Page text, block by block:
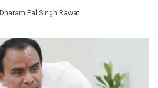
Dharam Pal Singh Rawat